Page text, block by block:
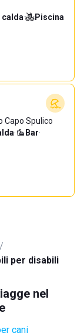
calda·
Piscina
Capo Spulico
· Bar·
per disabili
nel
cani